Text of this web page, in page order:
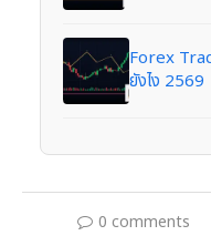
Forex
ยังไง 2569
0 comments